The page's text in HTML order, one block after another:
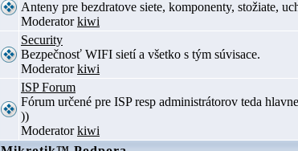
Anteny pre bezdratove siete, komponenty, stožiate,
Moderatorkiwi
Security
Bezpečnosť WIFI sietí a všetko s tým súvisace.
Moderatorkiwi
ISP Forum
Fórum určené pre ISP resp administrátorov teda
))
Moderatorkiwi